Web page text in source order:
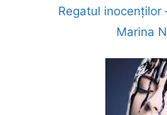
Regatul inocenților
Marina